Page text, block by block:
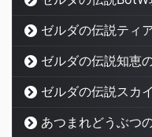
ゼルダの伝説ティ
ゼルダの伝説知恵
ゼルダの伝説スカ
あつまれどうぶつ